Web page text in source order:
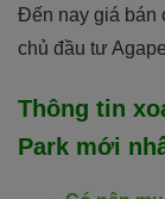
Đến nay giá bán
chủ đầu tư
Thông tin
Park mới